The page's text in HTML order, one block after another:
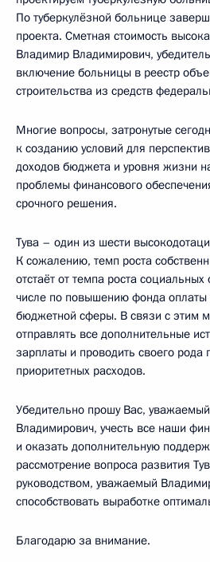
По туберкулёзной больнице
проекта. Сметная стоимость
Владимир Владимирович,
включение больницы в реестр
строительства из средств
Многие вопросы, затронутые
к созданию условий для
доходов бюджета и уровня жизни
проблемы финансового
срочного решения.
Тува – один из шести
К сожалению, темп роста
отстаёт от темпа роста социальных
числе по повышению фонда оплаты
бюджетной сферы. В связи с этим
отправлять все дополнительные
зарплаты и проводить своего рода
приоритетных расходов.
Убедительно прошу Вас,
Владимирович, учесть все наши
и оказать дополнительную
рассмотрение вопроса развития
руководством, уважаемый
способствовать выработке
Благодарю за внимание.